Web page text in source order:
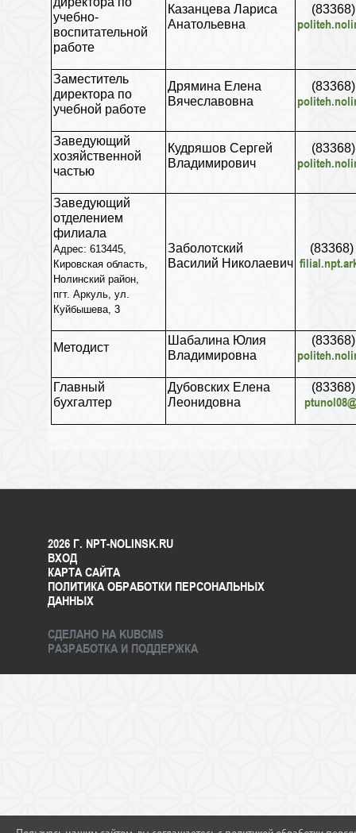
учебно-
воспитательной
работе
Казанцева Лариса
Анатольевна
(83368)
Заместитель
директора по
учебной работе
Дрямина Елена
Вячеславовна
(83368)
Заведующий
хозяйственной
частью
Кудряшов Сергей
Владимирович
(83368)
Заведующий
отделением
филиала
Адрес: 613445,
Кировская область,
Нолинский район,
пгт. Аркуль, ул.
Куйбышева, 3
Заболотский
Василий Николаевич
(83368)
Методист
Шабалина Юлия
Владимировна
(83368)
Главный
бухгалтер
Дубовских Елена
Леонидовна
(83368)
2026 Г. NPT-NOLINSK.RU
ВХОД
КАРТА САЙТА
ПОЛИТИКА ОБРАБОТКИ ПЕРСОНАЛЬНЫХ
ДАННЫХ
СДЕЛАНО НА KUBCMS
РАЗРАБОТКА И ПОДДЕРЖКА